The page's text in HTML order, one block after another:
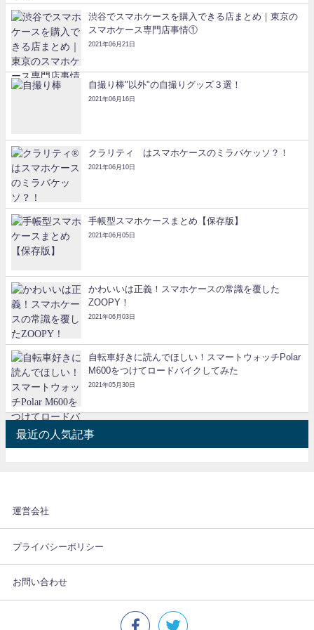
渋谷でスマホケースを購入できる店まとめ｜東京の
スマホケース専門店事情①
2021年06月21日
自撮り棒"以外"の自撮りグッズ３選！
2021年06月16日
クラリティ®はスマホケースのミラバケッソ？！
2021年06月10日
手帳型スマホケースまとめ【保存版】
2021年06月05日
かわいいは正義！スマホケースの常識を覆した
ZOOPY！
2021年06月03日
自転車好きに読んでほしい！スマートウォッチPolar
M600をつけてロードバイクしてみた
2021年05月30日
最近の人気記事
運営会社
プライバシーポリシー
お問い合わせ